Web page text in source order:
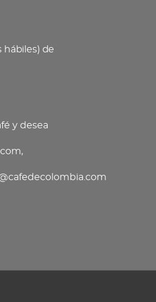
hábiles) de
y desea